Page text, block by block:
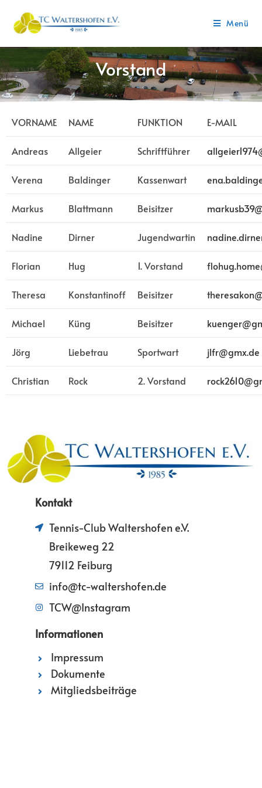
Menü
Vorstand
VORNAME NAME FUNKTION E-MAIL
Andreas Allgeier Schriftführer
Verena Baldinger Kassenwart
Markus Blattmann Beisitzer
Nadine Dirner Jugendwartin
Florian Hug 1. Vorstand
Theresa Konstantinoff Beisitzer
Michael Küng Beisitzer
Jörg Liebetrau Sportwart jlfr@gmx.de
Christian Rock 2. Vorstand
Kontakt
Tennis-Club Waltershofen e.V.
Breikeweg 22
79112 Feiburg
info@tc-waltershofen.de
TCW@Instagram
Informationen
Impressum
Dokumente
Mitgliedsbeiträge